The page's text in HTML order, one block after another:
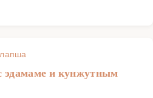
и кунжутным